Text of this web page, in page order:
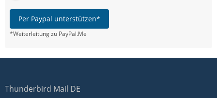
Per Paypal unterstützen*
*Weiterleitung zu PayPal.Me
Thunderbird Mail DE